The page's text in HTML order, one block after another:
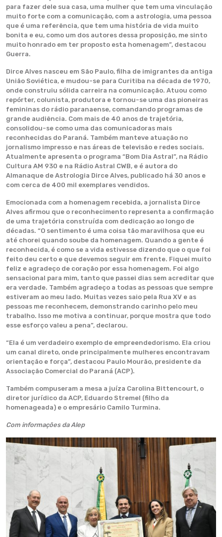
para fazer dele sua casa, uma mulher que tem uma vinculação
muito forte com a comunicação, com a astrologia, uma pessoa
que é uma referência, que tem uma história de vida muito
bonita e eu, como um dos autores dessa proposição, me sinto
muito honrado em ter proposto esta homenagem”, destacou
Guerra.
Dirce Alves nasceu em São Paulo, filha de imigrantes da antiga
União Soviética, e mudou-se para Curitiba na década de 1970,
onde construiu sólida carreira na comunicação. Atuou como
repórter, colunista, produtora e tornou-se uma das pioneiras
femininas do rádio paranaense, comandando programas de
grande audiência. Com mais de 40 anos de trajetória,
consolidou-se como uma das comunicadoras mais
reconhecidas do Paraná. Também manteve atuação no
jornalismo impresso e nas áreas de televisão e redes sociais.
Atualmente apresenta o programa “Bom Dia Astral”, na Rádio
Cultura AM 930 e na Rádio Astral CWB, e é autora do
Almanaque de Astrologia Dirce Alves, publicado há 30 anos e
com cerca de 400 mil exemplares vendidos.
Emocionada com a homenagem recebida, a jornalista Dirce
Alves afirmou que o reconhecimento representa a confirmação
de uma trajetória construída com dedicação ao longo de
décadas. “O sentimento é uma coisa tão maravilhosa que eu
até chorei quando soube da homenagem. Quando a gente é
reconhecida, é como se a vida estivesse dizendo que o que foi
feito deu certo e que devemos seguir em frente. Fiquei muito
feliz e agradeço de coração por essa homenagem. Foi algo
sensacional para mim, tanto que passei dias sem acreditar que
era verdade. Também agradeço a todas as pessoas que sempre
estiveram ao meu lado. Muitas vezes saio pela Rua XV e as
pessoas me reconhecem, demonstrando carinho pelo meu
trabalho. Isso me motiva a continuar, porque mostra que todo
esse esforço valeu a pena”, declarou.
“Ela é um verdadeiro exemplo de empreendedorismo. Ela criou
um canal direto, onde principalmente mulheres encontravam
orientação e força”, destacou Paulo Mourão, presidente da
Associação Comercial do Paraná (ACP).
Também compuseram a mesa a juíza Carolina Bittencourt, o
diretor jurídico da ACP, Eduardo Stremel (filho da
homenageada) e o empresário Camilo Turmina.
Com informações da Alep